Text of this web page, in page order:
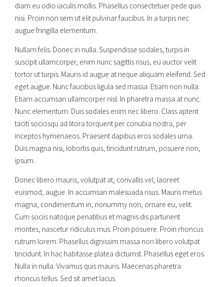
diam eu odio iaculis mollis. Phasellus consectetuer pede quis
nisi. Proin non sem ut elit pulvinar faucibus. In a turpis nec
augue fringilla elementum.
Nullam felis. Donec in nulla. Suspendisse sodales, turpis in
suscipit ullamcorper, enim nunc sagittis risus, eu auctor velit
tortor ut turpis. Mauris id augue at neque aliquam eleifend. Sed
eget augue. Nunc faucibus ligula sed massa. Etiam non nulla.
Etiam accumsan ullamcorper nisl. In pharetra massa at nunc.
Nunc elementum. Duis sodales enim nec libero. Class aptent
taciti sociosqu ad litora torquent per conubia nostra, per
inceptos hymenaeos. Praesent dapibus eros sodales urna.
Duis magna nisi, lobortis quis, tincidunt rutrum, posuere non,
ipsum.
Donec libero mauris, volutpat at, convallis vel, laoreet
euismod, augue. In accumsan malesuada risus. Mauris metus
magna, condimentum in, nonummy non, ornare eu, velit.
Cum sociis natoque penatibus et magnis dis parturient
montes, nascetur ridiculus mus. Proin posuere. Proin rhoncus
rutrum lorem. Phasellus dignissim massa non libero volutpat
tincidunt. In hac habitasse platea dictumst. Phasellus eget eros.
Nulla in nulla. Vivamus quis mauris. Maecenas pharetra
rhoncus tellus. Sed sit amet lacus.